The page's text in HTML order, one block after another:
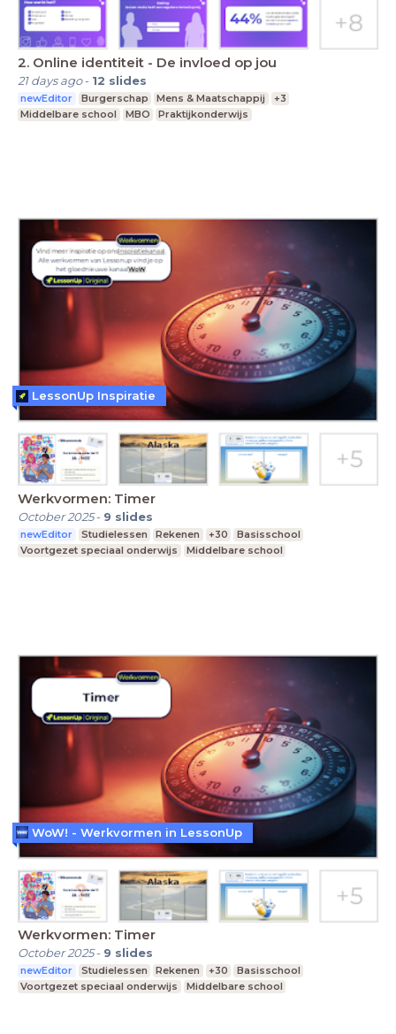
2. Online identiteit - De invloed op jou
21 days ago- 12 slides
newEditor Burgerschap Mens & Maatschappij
+3
Middelbare school
MBO Praktijkonderwijs
Werkvormen: Timer
October 2025- 9 slides
newEditor Studielessen Rekenen +30
Basisschool
Voortgezet speciaal onderwijs
Middelbare school
LessonUp Inspiratie
Werkvormen: Timer
October 2025- 9 slides
newEditor Studielessen Rekenen +30
Basisschool
Voortgezet speciaal onderwijs
Middelbare school
WoW! - Werkvormen in LessonUp